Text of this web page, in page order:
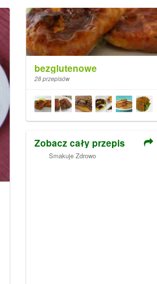
bezglutenowe
28 przepisów
Zobacz cały przepis
Smakuje Zdrowo